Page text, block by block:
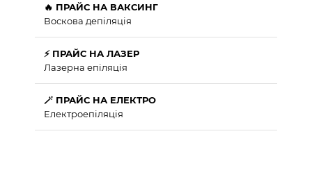
🔥 ПРАЙС НА ВАКСИНГ
Воскова депіляція
⚡ ПРАЙС НА ЛАЗЕР
Лазерна епіляція
🪄 ПРАЙС НА ЕЛЕКТРО
Електроепіляція